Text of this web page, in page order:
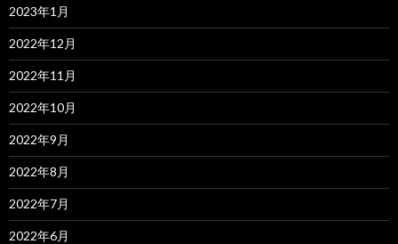
2023年1月
2022年12月
2022年11月
2022年10月
2022年9月
2022年8月
2022年7月
2022年6月